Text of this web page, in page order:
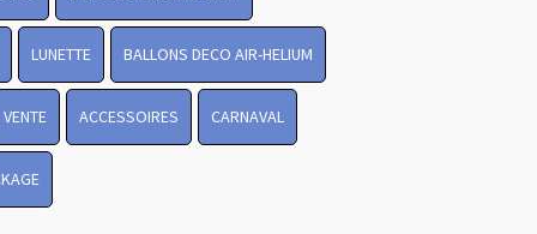
haut
LUNETTE BALLONS DECO AIR-HELIUM
ACCESSOIRES CARNAVAL